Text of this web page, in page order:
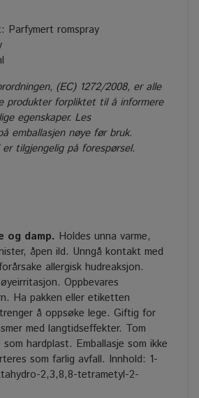
Parfymert romspray
(EC) 1272/2008, er alle
produkter forpliktet til å informere
egenskaper. Les
emballasjen nøye før bruk.
tilgjengelig på forespørsel.
og damp. Holdes unna varme,
åpen ild. Unngå kontakt med
allergisk hudreaksjon.
Oppbevares
Ha pakken eller etiketten
å oppsøke lege. Giftig for
med langtidseffekter. Tom
hardplast. Emballasje som ikke
som farlig avfall. Innhold: 1-
2,3,8,8-tetrametyl-2-